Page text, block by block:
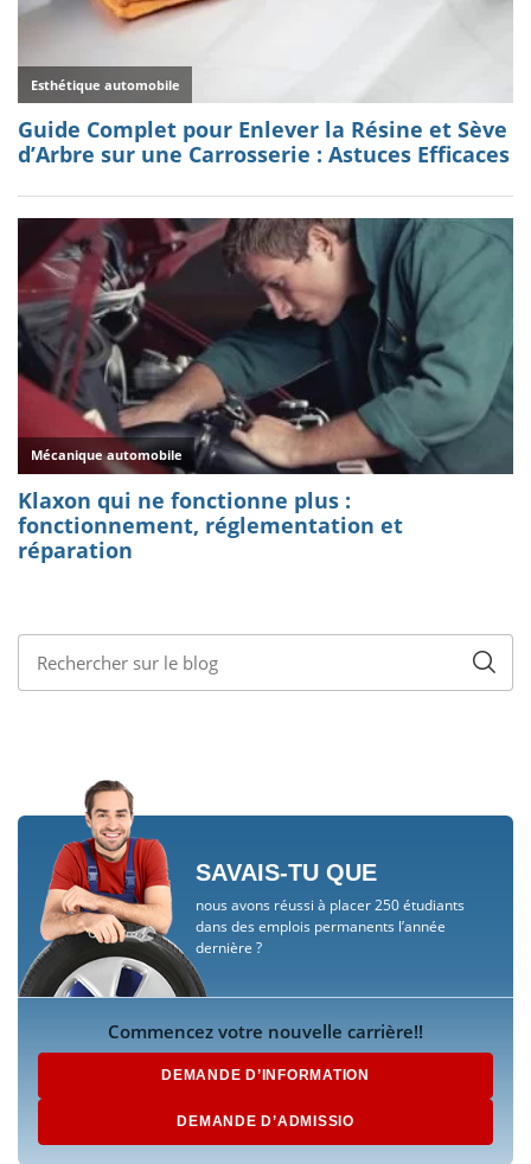
SAVAIS-TU QUE
nous avons réussi à placer 250 étudiants
dans des emplois permanents l’année
dernière ?
Commencez votre nouvelle carrière!!
DEMANDE D’INFORMATION
DEMANDE D’ADMISSIO